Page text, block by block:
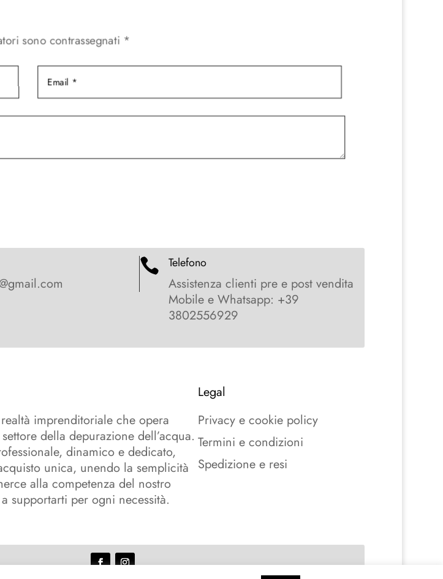
sono contrassegnati *
 Telefono
Assistenza clienti pre e post vendita
Mobile e Whatsapp: +39
3802556929
imprenditoriale che opera
della depurazione dell’acqua.
dinamico e dedicato,
unica, unendo la semplicità
alla competenza del nostro
supportarti per ogni necessità.
Legal
Privacy e cookie policy
Termini e condizioni
Spedizione e resi